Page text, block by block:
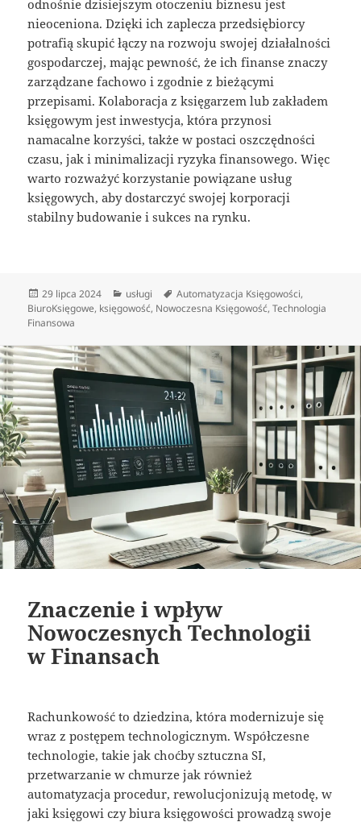
odnośnie dzisiejszym otoczeniu biznesu jest
nieoceniona. Dzięki ich zaplecza przedsiębiorcy
potrafią skupić łączy na rozwoju swojej działalności
gospodarczej, mając pewność, że ich finanse znaczy
zarządzane fachowo i zgodnie z bieżącymi
przepisami. Kolaboracja z księgarzem lub zakładem
księgowym jest inwestycja, która przynosi
namacalne korzyści, także w postaci oszczędności
czasu, jak i minimalizacji ryzyka finansowego. Więc
warto rozważyć korzystanie powiązane usług
księgowych, aby dostarczyć swojej korporacji
stabilny budowanie i sukces na rynku.
Data
publikacji
29 lipca 2024 Kategorie
usługi Tagi
Automatyzacja Księgowości,
BiuroKsięgowe, księgowość, Nowoczesna Księgowość,Technologia
Finansowa
Znaczenie i wpływ
Nowoczesnych Technologii
w Finansach
Rachunkowość to dziedzina, która modernizuje się
wraz z postępem technologicznym. Współczesne
technologie, takie jak choćby sztuczna SI,
przetwarzanie w chmurze jak również
automatyzacja procedur, rewolucjonizują metodę, w
jaki księgowi czy biura księgowości prowadzą swoje